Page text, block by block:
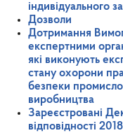
індивідуального
Дозволи
Дотримання
експертними
які виконують
стану охорони
безпеки
виробництва
Зареєстровані
відповідності